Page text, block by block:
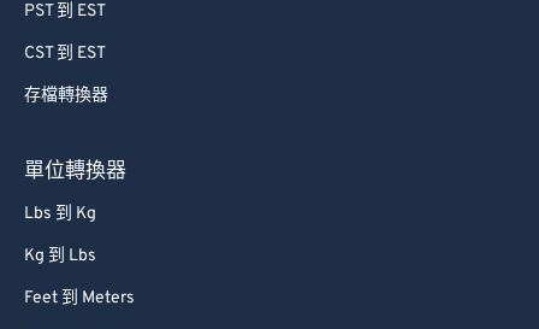
PST 到 EST
CST 到 EST
存檔轉換器
單位轉換器
Lbs 到 Kg
Kg 到 Lbs
Feet 到 Meters